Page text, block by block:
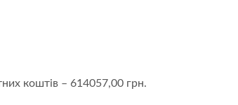
коштів – 614057,00 грн.